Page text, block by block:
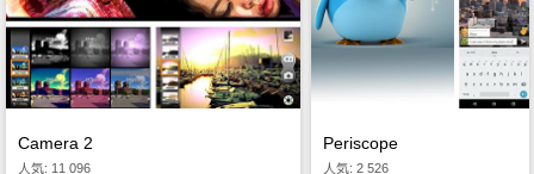
Camera 2
人気: 11 096
Periscope
人気: 2 526